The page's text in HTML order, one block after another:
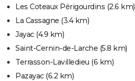
Les Coteaux Périgourdins (2.6 km)
La Cassagne (3.4 km)
Jayac(4.9 km)
Saint-Cernin-de-Larche (5.8 km)
Terrasson-Lavilledieu (6 km)
Pazayac(6.2 km)